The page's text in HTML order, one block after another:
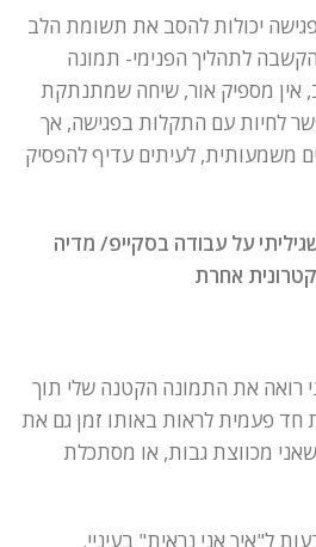
יכולות להסב את תשומת הלב
לתהליך הפנימי- תמונה
אין מספיק אור, שיחה שמתנתקת
לחיות עם התקלות בפגישה, אך
משמעותית, לעיתים עדיף להפסיק
על עבודה בסקייפ/ מדיה
אחרת
רואה את התמונה הקטנה שלי תוך
חד פעמית לראות באותו זמן גם את
מכווצת גבות, או מסתכלת
ל"איך אני נראית" בעיניי.